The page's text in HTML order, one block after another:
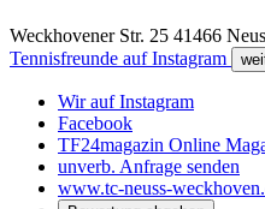
Weckhovener Str. 25 41466
Tennisfreunde auf Instagram
Wir auf Instagram
Facebook
TF24magazin Online
unverb. Anfrage senden
www.tc-neuss-